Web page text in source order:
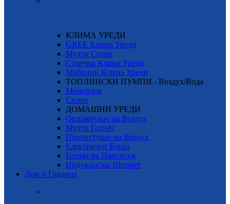
КЛИМА УРЕДИ
GREE Клима Уреди
Мулти Сплит
Стоечки Клима Уреди
Мобилни Клима Уреди
ТОПЛИНСКИ ПУМПИ - Воздух/Вода
Моноблок
Сплит
ДОМАШНИ УРЕДИ
Овлажнувач на Воздух
Мулти Готвач
Прочистувач на Воздух
Електричен Бокал
Готвач на Притисок
Индукциски Шпорет
Дом и Градина